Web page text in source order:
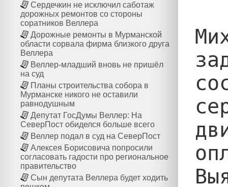
Сердечкин не исключил саботаж
дорожных ремонтов со стороны
соратников Веллера
Дорожные ремонты в Мурманской
области сорвала фирма близкого друга
Веллера
Веллер-младший вновь не пришёл
на суд
Планы строительства собора в
Мурманске никого не оставили
равнодушным
Депутат ГосДумы Веллер: На
СеверПост обиделся больше всего
Веллер подал в суд на СеверПост
Алексея Борисовича попросили
согласовать гадости про региональное
правительство
Сын депутата Веллера будет ходить